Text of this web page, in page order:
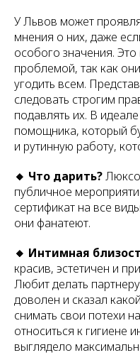
У Львов может
мнения о них, даже
особого значения.
проблемой, так как
угодить всем.
следовать строгим
подавлять их. В
помощника, который
и рутинную работу,
🔸 Что дарить?
публичное
сертификат на все
они фанатеют.
🔸 Интимная
красив, эстетичен и
Любит делать
доволен и сказал
снимать свои потехи
относиться к гигиене
выглядело